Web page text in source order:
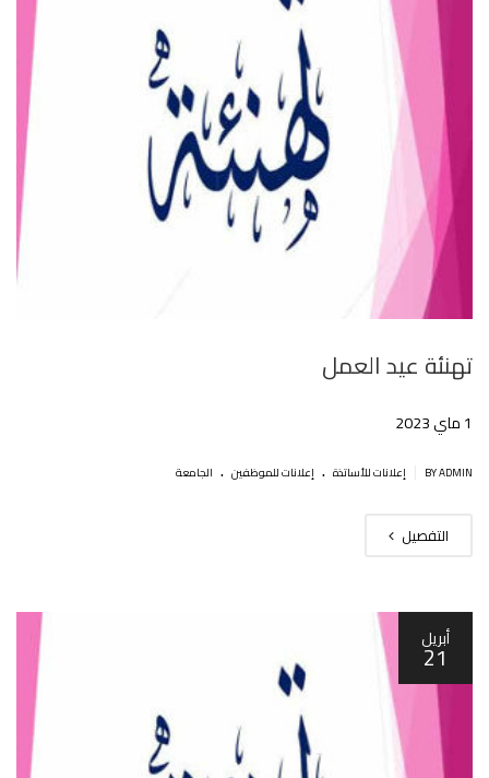
تهنئة عيد العمل
1 ماي 2023
BY ADMIN إعلانات للأساتذة . إعلانات للموظفين . الجامعة
التفصيل
أبريل
21